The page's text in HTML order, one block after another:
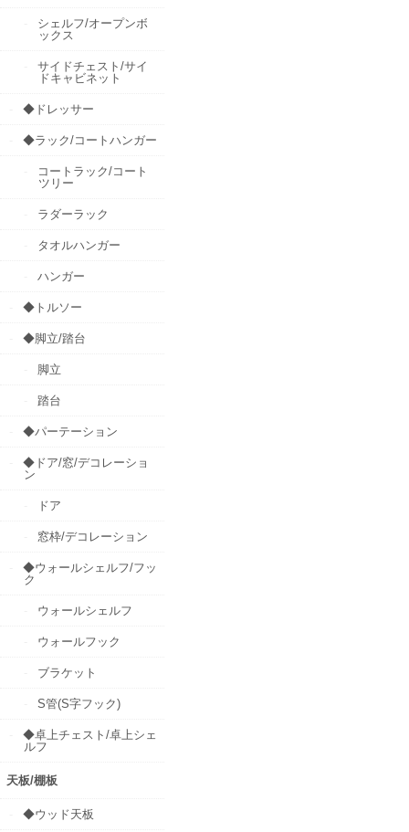
シェルフ/オープンボ
ックス
サイドチェスト/サイ
ドキャビネット
◆ドレッサー
◆ラック/コートハンガー
コートラック/コート
ツリー
ラダーラック
タオルハンガー
ハンガー
◆トルソー
◆脚立/踏台
脚立
踏台
◆パーテーション
◆ドア/窓/デコレーショ
ン
ドア
窓枠/デコレーション
◆ウォールシェルフ/フッ
ク
ウォールシェルフ
ウォールフック
ブラケット
S管(S字フック)
◆卓上チェスト/卓上シェ
ルフ
天板/棚板
◆ウッド天板